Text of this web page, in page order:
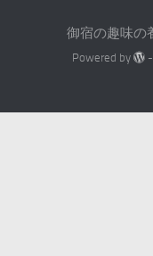
御宿の趣味の
Powered by